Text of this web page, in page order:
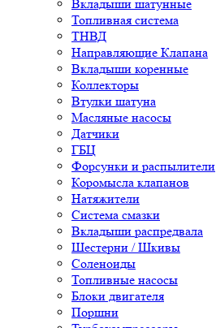
Вкладыши шатунные
Топливная система
ТНВД
Направляющие Клапана
Вкладыши коренные
Коллекторы
Втулки шатуна
Масляные насосы
Датчики
ГБЦ
Форсунки и распылители
Коромысла клапанов
Натяжители
Система смазки
Вкладыши распредвала
Шестерни / Шкивы
Соленоиды
Топливные насосы
Блоки двигателя
Поршни